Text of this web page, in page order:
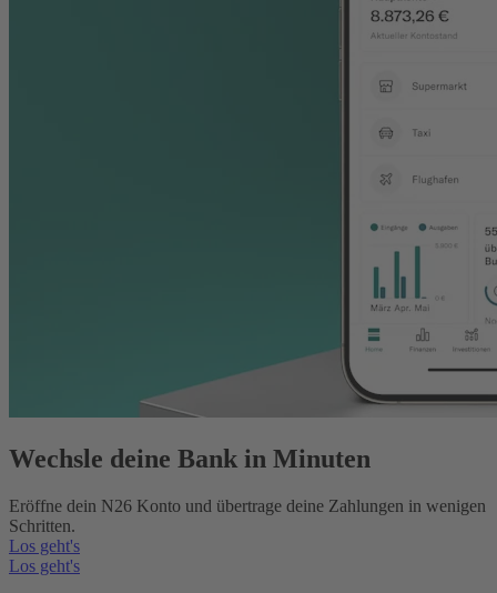
Wechsle deine Bank in Minuten
Eröffne dein N26 Konto und übertrage deine Zahlungen in wenigen
Schritten.
Los geht's
Los geht's